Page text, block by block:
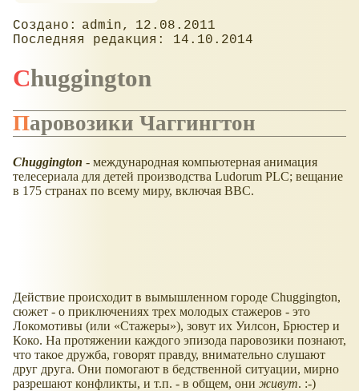
admin
12.08.2011
14.10.2014
Chuggington
Паровозики Чаггингтон
Chuggington - международная компьютерная анимация
телесериала для детей производства Ludorum PLC; вещание
в 175 странах по всему миру, включая BBC.
Действие происходит в вымышленном городе Chuggington,
сюжет - о приключениях трех молодых стажеров - это
Локомотивы (или
Стажеры ), зовут их Уилсон, Брюстер и
Коко. На протяжении каждого эпизода паровозики познают,
что такое дружба, говорят правду, внимательно слушают
друг друга. Они помогают в бедственной ситуации, мирно
разрешают конфликты, и т.п. - в общем, они живут. :-)